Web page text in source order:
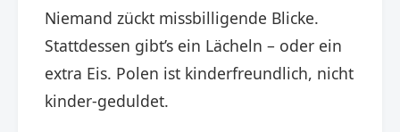
Niemand zückt missbilligende Blicke.
Stattdessen gibt’s ein Lächeln – oder ein
extra Eis. Polen ist kinderfreundlich, nicht
kinder-geduldet.